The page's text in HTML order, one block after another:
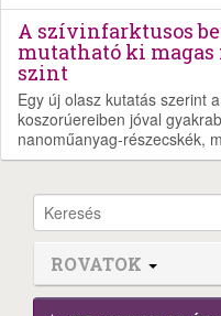
A szívinfarktusos
mutatható ki
szint
Egy új olasz kutatás szerint
koszorúereiben jóval
nanoműanyag-részecskék,
ROVATOK